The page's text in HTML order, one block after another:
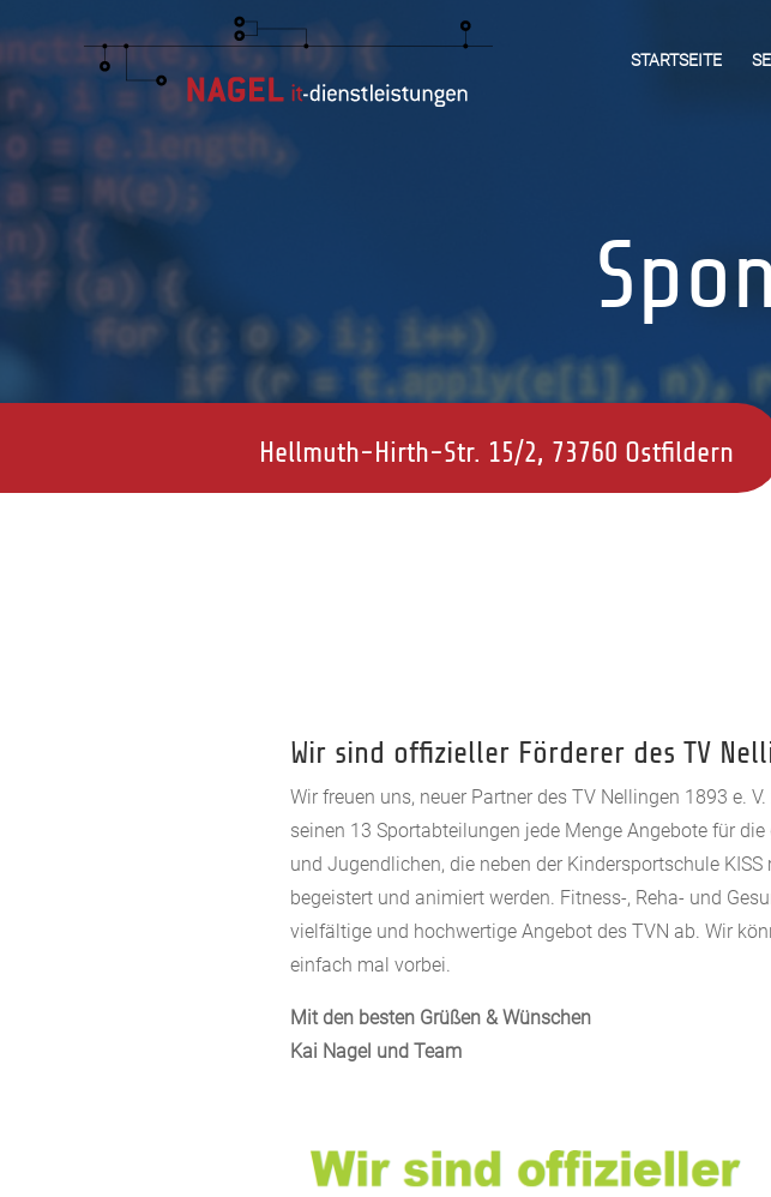
STARTSEITE
Hellmuth-Hirth-Str. 15/2, 73760 Ostfildern
Wir sind offizieller Förderer des TV
Wir freuen uns, neuer Partner des TV Nellingen 1893 e.
seinen 13 Sportabteilungen jede Menge Angebote für
und Jugendlichen, die neben der Kindersportschule
begeistert und animiert werden. Fitness-, Reha- und
vielfältige und hochwertige Angebot des TVN ab. Wir
einfach mal vorbei.
Mit den besten Grüßen & Wünschen
Kai Nagel und Team